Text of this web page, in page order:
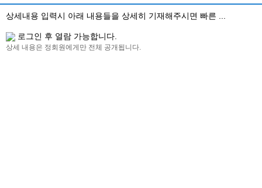
상세내용 입력시 아래 내용들을 상세히 기재해주시면 빠른 ...
로그인 후 열람 가능합니다.
상세 내용은 정회원에게만 전체 공개됩니다.